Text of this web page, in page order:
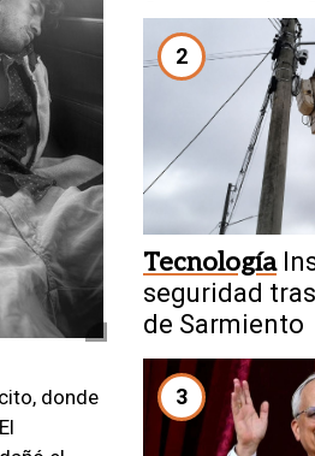
donde
2
Tecnología
seguridad
de Sarmiento
3